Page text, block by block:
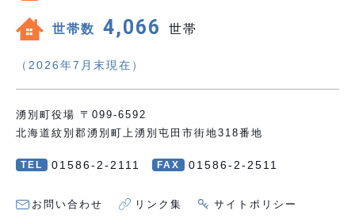
世帯数 4,066 世帯
（2026年7月末現在）
湧別町役場 〒099-6592
北海道紋別郡湧別町上湧別屯田市街地318番地
TEL 01586-2-2111 FAX 01586-2-2511
お問い合わせ リンク集 サイトポリシー